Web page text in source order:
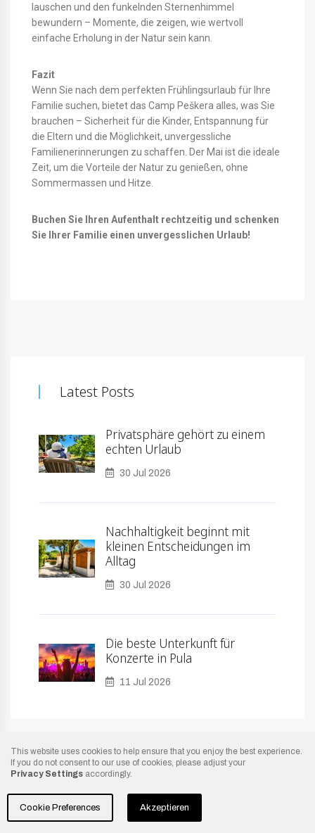
This website uses cookies to help ensure that you enjoy the best experience.
If you do not consent to our use of cookies, please adjust your
Privacy Settings accordingly.
Cookie Preferences Akzeptieren
lauschen und den funkelnden Sternenhimmel
bewundern – Momente, die zeigen, wie wertvoll
einfache Erholung in der Natur sein kann.
Fazit
Wenn Sie nach dem perfekten Frühlingsurlaub für Ihre
Familie suchen, bietet das Camp Peškera alles, was Sie
brauchen – Sicherheit für die Kinder, Entspannung für
die Eltern und die Möglichkeit, unvergessliche
Familienerinnerungen zu schaffen. Der Mai ist die ideale
Zeit, um die Vorteile der Natur zu genießen, ohne
Sommermassen und Hitze.
Buchen Sie Ihren Aufenthalt rechtzeitig und schenken
Sie Ihrer Familie einen unvergesslichen Urlaub!
Latest Posts
Privatsphäre gehört zu einem
echten Urlaub
30 Jul 2026
Nachhaltigkeit beginnt mit
kleinen Entscheidungen im
Alltag
30 Jul 2026
Die beste Unterkunft für
Konzerte in Pula
11 Jul 2026
Copyright: Camp Peškera